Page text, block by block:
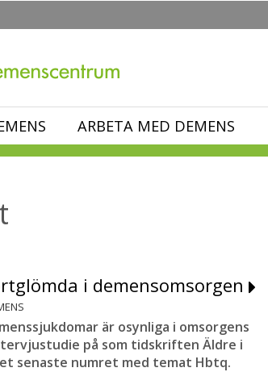
ARBETA MED DEMENS
i demensomsorgen
är osynliga i omsorgens
på som tidskriften Äldre i
senaste numret med temat Hbtq.